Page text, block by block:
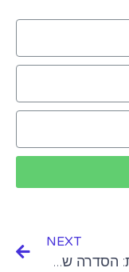
NEXT
מוסכמות: הסדרה שתגרום לכם לאהוב בני אדם קצת יותר